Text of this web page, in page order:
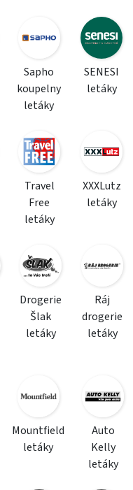
Sapho
koupelny
letáky
SENESI
letáky
Travel
Free
letáky
XXXLutz
letáky
Drogerie
Šlak
letáky
Ráj
drogerie
letáky
Mountfield
letáky
Auto
Kelly
letáky